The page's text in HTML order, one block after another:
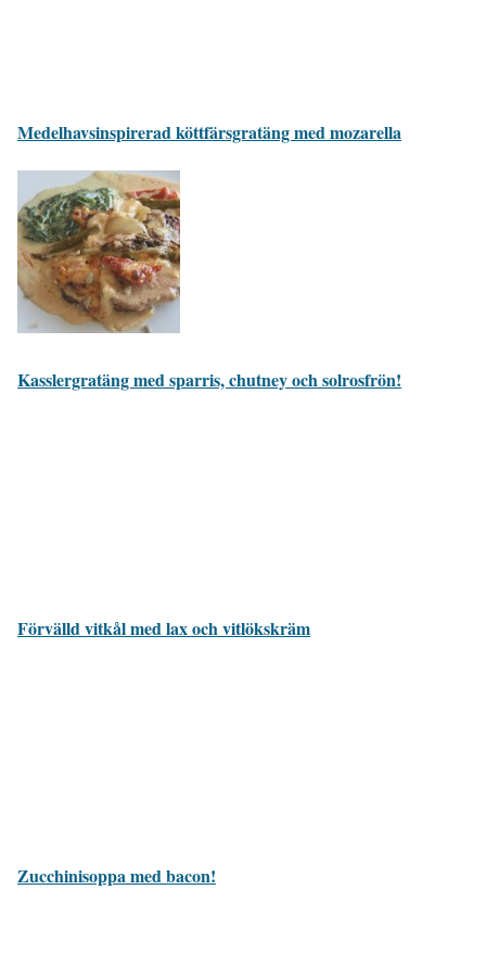
Medelhavsinspirerad köttfärsgratäng med mozarella
Kasslergratäng med sparris, chutney och solrosfrön!
Förvälld vitkål med lax och vitlökskräm
Zucchinisoppa med bacon!